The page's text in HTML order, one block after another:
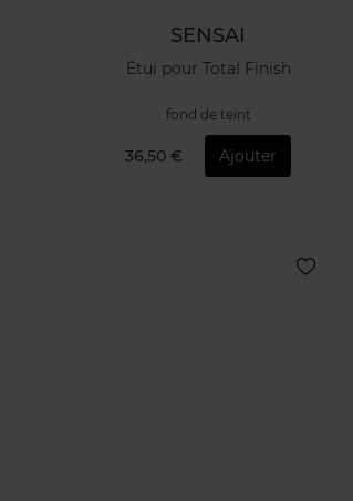
SENSAI
Étui pour Total Finish
fond de teint
36,50 € Ajouter